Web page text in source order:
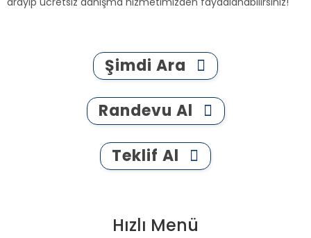
Şimdi Ara
Randevu Al
Teklif Al
Hızlı Menü